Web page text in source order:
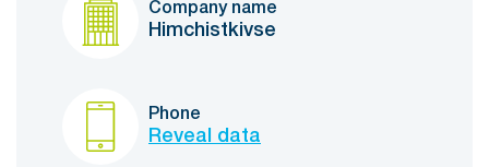
Company name
Himchistkivse
Phone
Reveal data